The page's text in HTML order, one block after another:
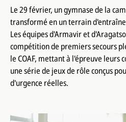
Le 29 février, un gymnase de la
transformé en un terrain
Les équipes d'Armavir et
compétition de premiers secours
le COAF, mettant à l'épreuve leurs
une série de jeux de rôle conçus
d'urgence réelles.